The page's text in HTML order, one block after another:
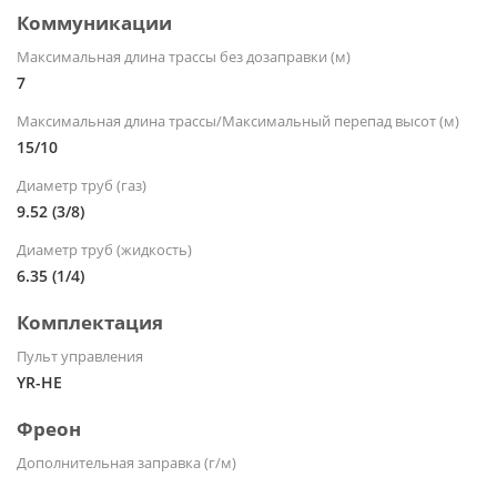
Коммуникации
Максимальная длина трассы без дозаправки (м)
7
Максимальная длина трассы/Максимальный перепад высот (м)
15/10
Диаметр труб (газ)
9.52 (3/8)
Диаметр труб (жидкость)
6.35 (1/4)
Комплектация
Пульт управления
YR-HE
Фреон
Дополнительная заправка (г/м)